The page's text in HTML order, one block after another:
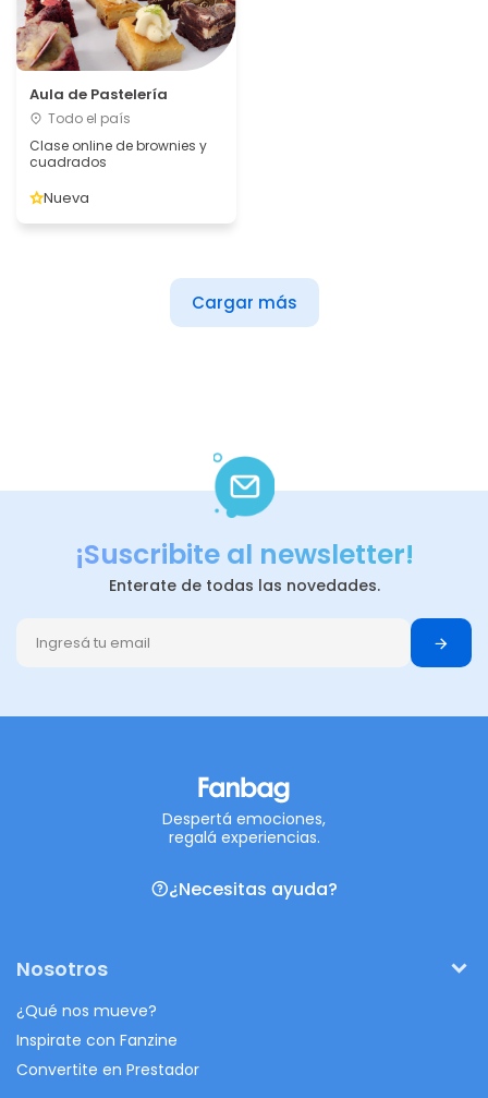
Aula de Pastelería
Todo el país
Clase online de brownies y
cuadrados
Nueva
Cargar más
¡Suscribite al newsletter!
Enterate de todas las novedades.
Despertá emociones,
regalá experiencias.
¿Necesitas ayuda?
Nosotros
¿Qué nos mueve?
Inspirate con Fanzine
Convertite en Prestador